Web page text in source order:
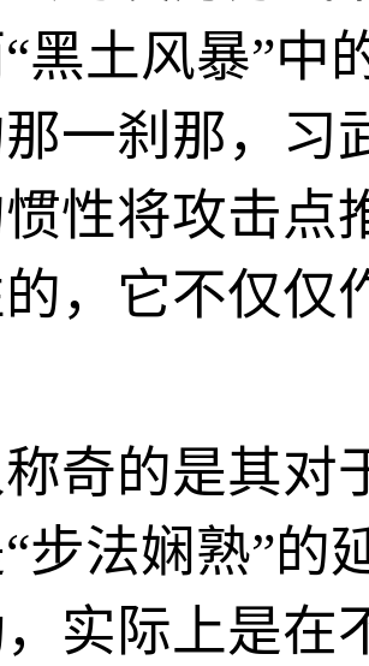
黑土风暴”中
一刹那，习
性将攻击点
，它不仅仅
奇的是其对
步法娴熟”的
实际上是在